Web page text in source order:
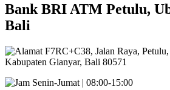
Bank BRI ATM Petulu,
Bali
F7RC+C38, Jalan Raya,
Kabupaten Gianyar, Bali 80571
Senin-Jumat | 08:00-15:00